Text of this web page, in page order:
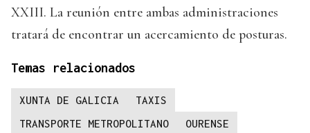
XXIII. La reunión entre ambas administraciones
tratará de encontrar un acercamiento de posturas.
Temas relacionados
XUNTA DE GALICIA
TAXIS
TRANSPORTE METROPOLITANO
OURENSE